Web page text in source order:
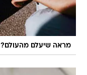
מראה שיעלם מהעולם?